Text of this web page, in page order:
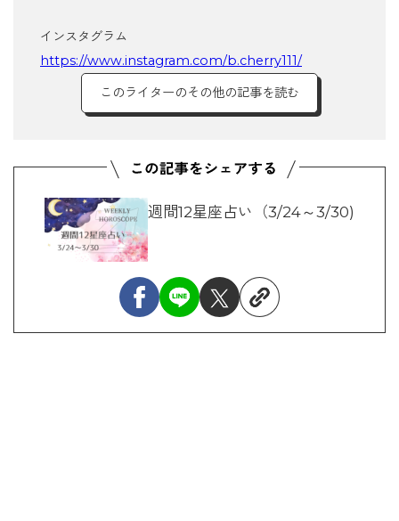
インスタグラム
https://www.instagram.com/b.cherry111/
このライターのその他の記事を読む
週間12星座占い（3/24～3/30)